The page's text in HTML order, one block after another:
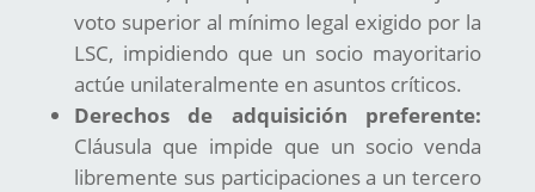
voto superior al mínimo legal exigido por la
LSC, impidiendo que un socio mayoritario
actúe unilateralmente en asuntos críticos.
Derechos de adquisición preferente:
Cláusula que impide que un socio venda
libremente sus participaciones a un tercero